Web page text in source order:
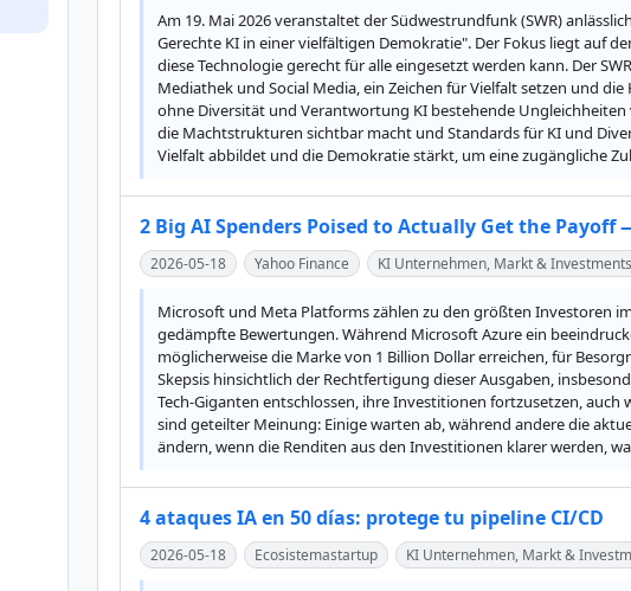
Am 19. Mai 2026 veranstaltet der Südwestrundfunk (SWR)
Gerechte KI in einer vielfältigen Demokratie". Der Fokus liegt auf
diese Technologie gerecht für alle eingesetzt werden kann. Der
Mediathek und Social Media, ein Zeichen für Vielfalt setzen und
ohne Diversität und Verantwortung KI bestehende
die Machtstrukturen sichtbar macht und Standards für KI und
Vielfalt abbildet und die Demokratie stärkt, um eine zugängliche
2 Big AI Spenders Poised to Actually Get the
2026-05-18 Yahoo Finance KI Unternehmen, Markt & Investments
Microsoft und Meta Platforms zählen zu den größten Investoren
gedämpfte Bewertungen. Während Microsoft Azure ein
möglicherweise die Marke von 1 Billion Dollar erreichen, für
Skepsis hinsichtlich der Rechtfertigung dieser Ausgaben,
Tech-Giganten entschlossen, ihre Investitionen fortzusetzen,
sind geteilter Meinung: Einige warten ab, während andere die
ändern, wenn die Renditen aus den Investitionen klarer werden,
4 ataques IA en 50 días: protege tu pipeline CI/CD
2026-05-18 Ecosistemastartup KI Unternehmen, Markt &